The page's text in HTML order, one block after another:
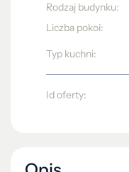
Rodzaj budynku:
Liczba pokoi:
Typ kuchni:
Id oferty: